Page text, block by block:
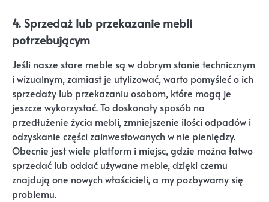
4. Sprzedaż lub przekazanie mebli
potrzebującym
Jeśli nasze stare meble są w dobrym stanie technicznym
i wizualnym, zamiast je utylizować, warto pomyśleć o ich
sprzedaży lub przekazaniu osobom, które mogą je
jeszcze wykorzystać. To doskonały sposób na
przedłużenie życia mebli, zmniejszenie ilości odpadów i
odzyskanie części zainwestowanych w nie pieniędzy.
Obecnie jest wiele platform i miejsc, gdzie można łatwo
sprzedać lub oddać używane meble, dzięki czemu
znajdują one nowych właścicieli, a my pozbywamy się
problemu.